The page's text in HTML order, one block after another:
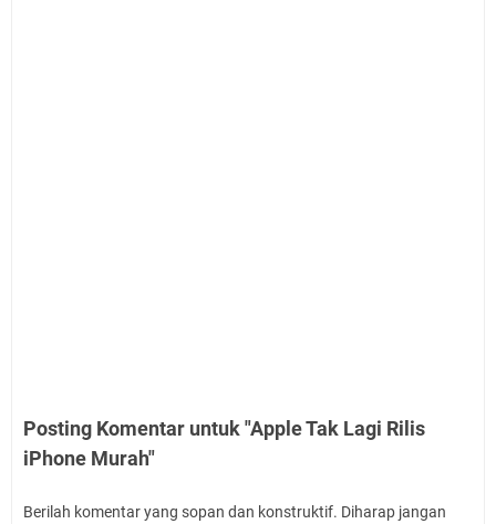
Posting Komentar untuk "Apple Tak Lagi Rilis
iPhone Murah"
Berilah komentar yang sopan dan konstruktif. Diharap jangan